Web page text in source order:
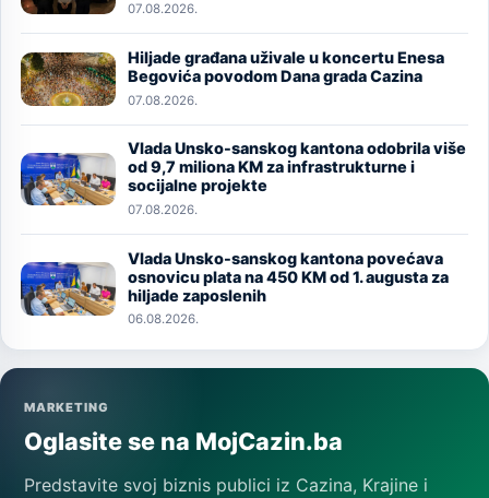
07.08.2026.
Image
Hiljade građana uživale u koncertu Enesa
Begovića povodom Dana grada Cazina
07.08.2026.
Image
Vlada Unsko-sanskog kantona odobrila više
od 9,7 miliona KM za infrastrukturne i
socijalne projekte
07.08.2026.
Image
Vlada Unsko-sanskog kantona povećava
osnovicu plata na 450 KM od 1. augusta za
hiljade zaposlenih
06.08.2026.
MARKETING
Oglasite se na MojCazin.ba
Predstavite svoj biznis publici iz Cazina, Krajine i